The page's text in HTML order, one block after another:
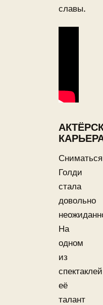
славы.
Сниматься
Голди
стала
довольно
На
одном
из
спектаклей
её
талант